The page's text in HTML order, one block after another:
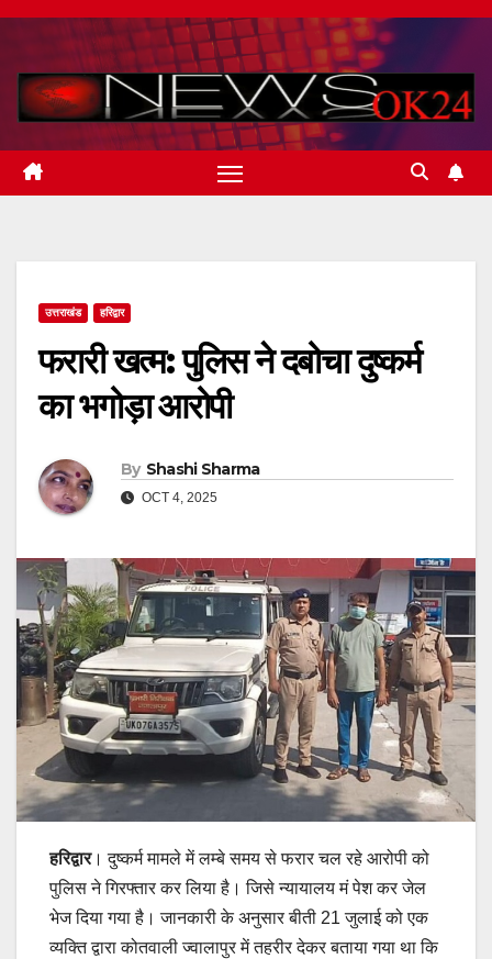
Skip
content
उत्तराखंड हरिद्वार
फरारी खत्म: पुलिस ने दबोचा दुष्कर्म
का भगोड़ा आरोपी
By Shashi Sharma
OCT 4, 2025
हरिद्वार। दुष्कर्म मामले में लम्बे समय से फरार चल रहे आरोपी को
पुलिस ने गिरफ्तार कर लिया है। जिसे न्यायालय मं पेश कर जेल
भेज दिया गया है। जानकारी के अनुसार बीती 21 जुलाई को एक
व्यक्ति द्वारा कोतवाली ज्वालापुर में तहरीर देकर बताया गया था कि